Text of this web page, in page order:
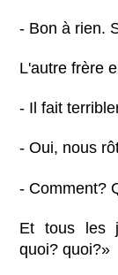
- Bon à rien.
L'autre frère
- Il fait
- Oui, nous
- Comment?
Et tous les
quoi? quoi?»